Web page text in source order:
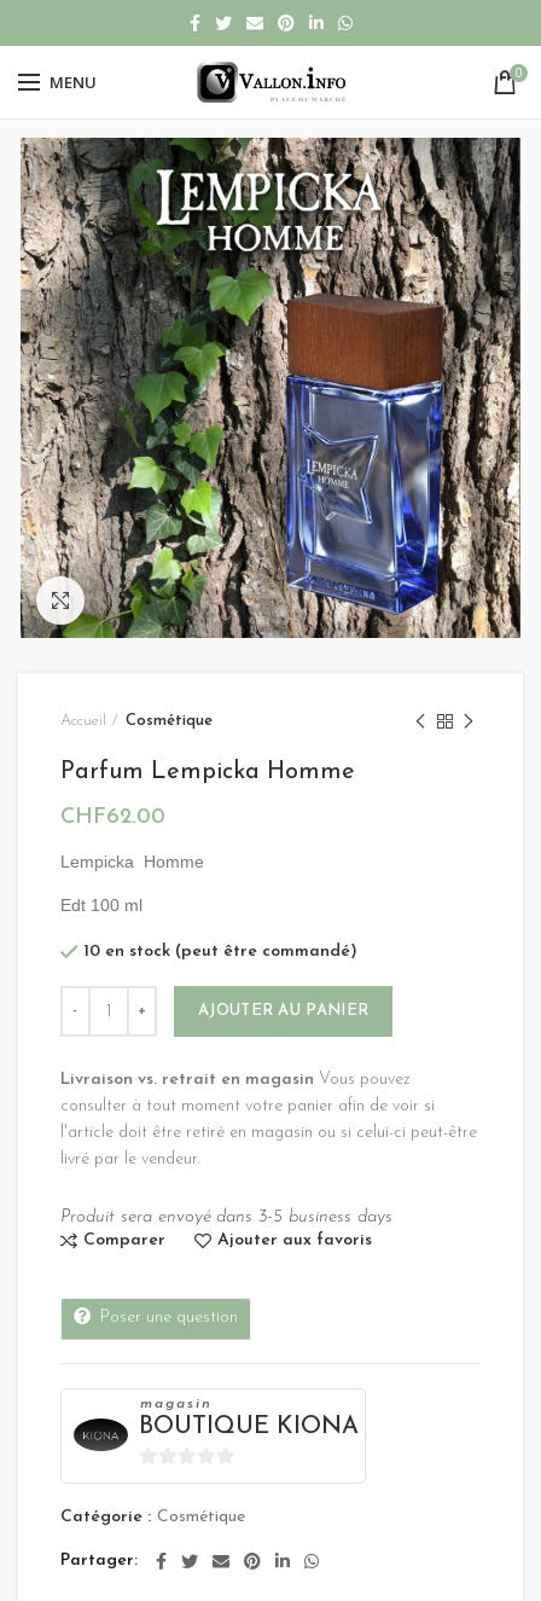
MENU 0
Click to enlarge
Accueil Cosmétique
Parfum Lempicka Homme
CHF62.00
Lempicka Homme
Edt 100 ml
10 en stock (peut être commandé)
AJOUTER AU PANIER
Livraison vs. retrait en magasin Vous pouvez
consulter à tout moment votre panier afin de voir si
l'article doit être retiré en magasin ou si celui-ci peut-être
livré par le vendeur.
Produit sera envoyé dans 3-5 business days
Comparer
Ajouter aux favoris
Poser une question
magasin
BOUTIQUE KIONA
0
sur
Catégorie : Cosmétique
Partager